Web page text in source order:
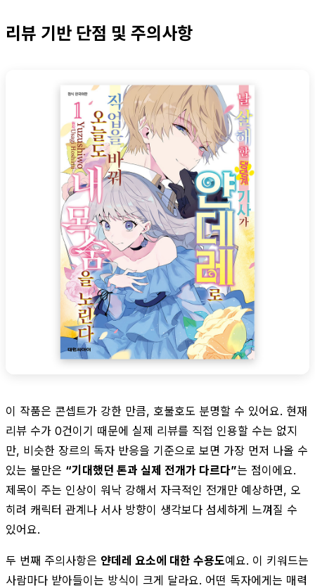
리뷰 기반 단점 및 주의사항
이 작품은 콘셉트가 강한 만큼, 호불호도 분명할 수 있어요. 현재
리뷰 수가 0건이기 때문에 실제 리뷰를 직접 인용할 수는 없지
만, 비슷한 장르의 독자 반응을 기준으로 보면 가장 먼저 나올 수
있는 불만은 “기대했던 톤과 실제 전개가 다르다”는 점이에요.
제목이 주는 인상이 워낙 강해서 자극적인 전개만 예상하면, 오
히려 캐릭터 관계나 서사 방향이 생각보다 섬세하게 느껴질 수
있어요.
두 번째 주의사항은 얀데레 요소에 대한 수용도예요. 이 키워드는
사람마다 받아들이는 방식이 크게 달라요. 어떤 독자에게는 매력